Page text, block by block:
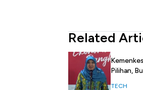
Related
Pilihan,
TECH